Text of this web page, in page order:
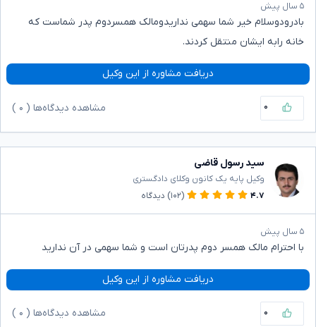
۵ سال پیش
بادرودوسلام خیر شما سهمی نداریدومالک همسردوم پدر شماست که
خانه رابه ایشان منتقل کردند.
دریافت مشاوره از این وکیل
۰ مشاهده دیدگاه‌ها ( ۰
سید رسول قاضی
وکیل پایه یک کانون وکلای دادگستری
۴.۷
(۱۰۲) دیدگاه
۵ سال پیش
با احترام مالک همسر دوم پدرتان است و شما سهمی در آن ندارید
دریافت مشاوره از این وکیل
۰ مشاهده دیدگاه‌ها ( ۰